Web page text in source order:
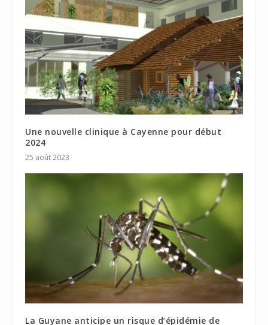
Une nouvelle clinique à Cayenne pour début
2024
25 août 2023
La Guyane anticipe un risque d’épidémie de